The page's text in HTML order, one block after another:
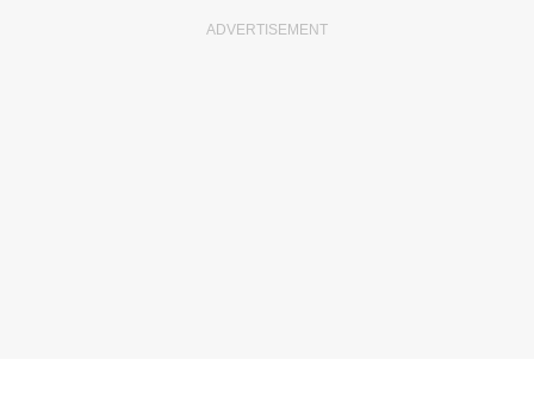
ADVERTISEMENT